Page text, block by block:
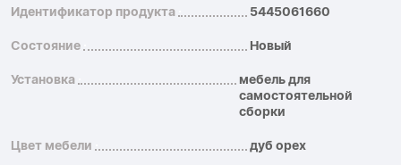
Идентификатор продукта 5445061660
Состояние Новый
Установка
мебель для
самостоятельной
сборки
Цвет мебели дуб орех